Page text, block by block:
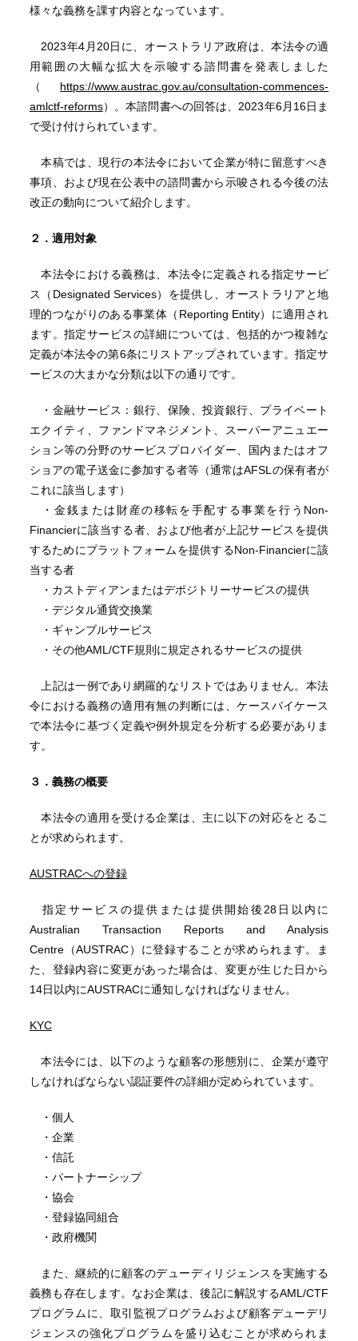
様々な義務を課す内容となっています。
2023年4月20日に、オーストラリア政府は、本法令の適
用範囲の大幅な拡大を示唆する諮問書を発表しました
（ https://www.austrac.gov.au/consultation-commences-
amlctf-reforms）。本諮問書への回答は、2023年6月16日ま
で受け付けられています。
本稿では、現行の本法令において企業が特に留意すべき
事項、および現在公表中の諮問書から示唆される今後の法
改正の動向について紹介します。
２．適用対象
本法令における義務は、本法令に定義される指定サービ
ス（Designated Services）を提供し、オーストラリアと地
理的つながりのある事業体（Reporting Entity）に適用され
ます。指定サービスの詳細については、包括的かつ複雑な
定義が本法令の第6条にリストアップされています。指定サ
ービスの大まかな分類は以下の通りです。
・金融サービス：銀行、保険、投資銀行、プライベート
エクイティ、ファンドマネジメント、スーパーアニュエー
ション等の分野のサービスプロバイダー、国内またはオフ
ショアの電子送金に参加する者等（通常はAFSLの保有者が
これに該当します）
・金銭または財産の移転を手配する事業を行うNon-
Financierに該当する者、および他者が上記サービスを提供
するためにプラットフォームを提供するNon-Financierに該
当する者
・カストディアンまたはデポジトリーサービスの提供
・デジタル通貨交換業
・ギャンブルサービス
・その他AML/CTF規則に規定されるサービスの提供
上記は一例であり網羅的なリストではありません。本法
令における義務の適用有無の判断には、ケースバイケース
で本法令に基づく定義や例外規定を分析する必要がありま
す。
３．義務の概要
本法令の適用を受ける企業は、主に以下の対応をとるこ
とが求められます。
AUSTRACへの登録
指定サービスの提供または提供開始後28日以内に
Australian Transaction Reports and Analysis
Centre（AUSTRAC）に登録することが求められます。ま
た、登録内容に変更があった場合は、変更が生じた日から
14日以内にAUSTRACに通知しなければなりません。
KYC
本法令には、以下のような顧客の形態別に、企業が遵守
しなければならない認証要件の詳細が定められています。
・個人
・企業
・信託
・パートナーシップ
・協会
・登録協同組合
・政府機関
また、継続的に顧客のデューディリジェンスを実施する
義務も存在します。なお企業は、後記に解説するAML/CTF
プログラムに、取引監視プログラムおよび顧客デューデリ
ジェンスの強化プログラムを盛り込むことが求められま